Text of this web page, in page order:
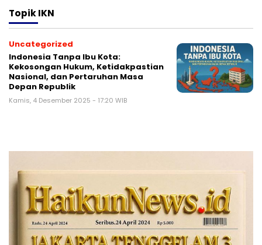
TopikIKN
Uncategorized
Indonesia Tanpa Ibu Kota:
Kekosongan Hukum, Ketidakpastian
Nasional, dan Pertaruhan Masa
Depan Republik
Kamis, 4 Desember 2025 - 17:20 WIB